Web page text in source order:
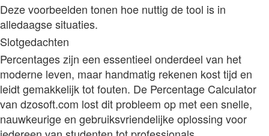
Deze voorbeelden tonen hoe nuttig de tool is in
alledaagse situaties.
Slotgedachten
Percentages zijn een essentieel onderdeel van het
moderne leven, maar handmatig rekenen kost tijd en
leidt gemakkelijk tot fouten. De Percentage Calculator
van dzosoft.com lost dit probleem op met een snelle,
nauwkeurige en gebruiksvriendelijke oplossing voor